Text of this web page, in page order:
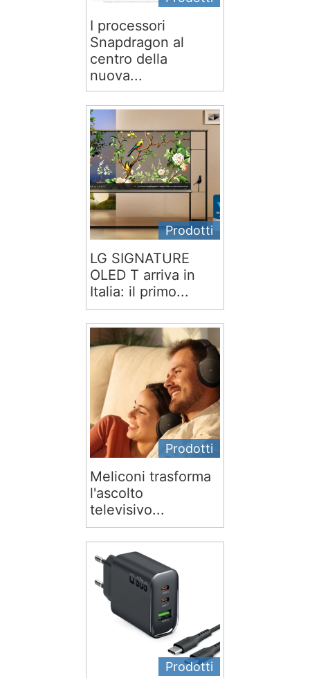
I processori
Snapdragon al
centro della
nuova...
Prodotti
LG SIGNATURE
OLED T arriva in
Italia: il primo...
Prodotti
Meliconi trasforma
l'ascolto
televisivo...
Prodotti